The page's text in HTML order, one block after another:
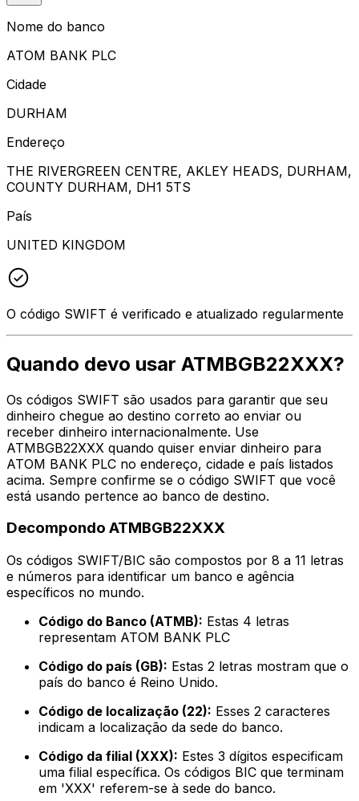
Nome do banco
ATOM BANK PLC
Cidade
DURHAM
Endereço
THE RIVERGREEN CENTRE, AKLEY HEADS, DURHAM,
COUNTY DURHAM, DH1 5TS
País
UNITED KINGDOM
O código SWIFT é verificado e atualizado regularmente
Quando devo usar ATMBGB22XXX?
Os códigos SWIFT são usados para garantir que seu
dinheiro chegue ao destino correto ao enviar ou
receber dinheiro internacionalmente. Use
ATMBGB22XXX quando quiser enviar dinheiro para
ATOM BANK PLC no endereço, cidade e país listados
acima. Sempre confirme se o código SWIFT que você
está usando pertence ao banco de destino.
Decompondo ATMBGB22XXX
Os códigos SWIFT/BIC são compostos por 8 a 11 letras
e números para identificar um banco e agência
específicos no mundo.
Código do Banco (ATMB): Estas 4 letras
representam ATOM BANK PLC
Código do país (GB): Estas 2 letras mostram que o
país do banco é Reino Unido.
Código de localização (22): Esses 2 caracteres
indicam a localização da sede do banco.
Código da filial (XXX): Estes 3 dígitos especificam
uma filial específica. Os códigos BIC que terminam
em 'XXX' referem-se à sede do banco.